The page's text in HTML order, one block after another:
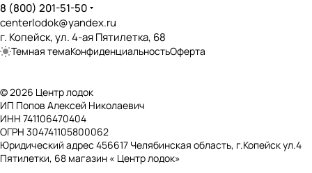
8 (800) 201-51-50
centerlodok@yandex.ru
г. Копейск, ул. 4-ая Пятилетка, 68
Темная темаКонфиденциальностьОферта
© 2026 Центр лодок
ИП Попов Алексей Николаевич
ИНН 741106470404
ОГРН 304741105800062
Юридический адрес 456617 Челябинская область, г.Копейск ул.4
Пятилетки, 68 магазин « Центр лодок»